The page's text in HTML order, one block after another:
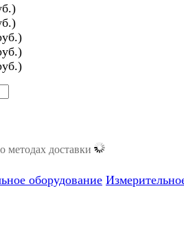
)
)
)
)
)
доставки
оборудование